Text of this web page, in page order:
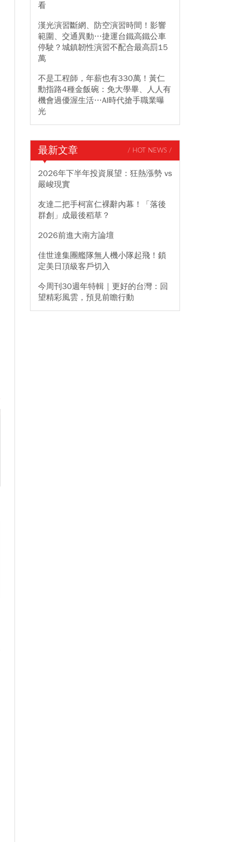
看
漢光演習斷網、防空演習時間！影響
範圍、交通異動…捷運台鐵高鐵公車
停駛？城鎮韌性演習不配合最高罰15
萬
不是工程師，年薪也有330萬！黃仁
勳指路4種金飯碗：免大學畢、人人有
機會過優渥生活…AI時代搶手職業曝
光
最新文章 / HOT NEWS /
2026年下半年投資展望：狂熱漲勢 vs
嚴峻現實
友達二把手柯富仁裸辭內幕！「落後
群創」成最後稻草？
2026前進大南方論壇
佳世達集團艦隊無人機小隊起飛！鎖
定美日頂級客戶切入
今周刊30週年特輯｜更好的台灣：回
望精彩風雲，預見前瞻行動